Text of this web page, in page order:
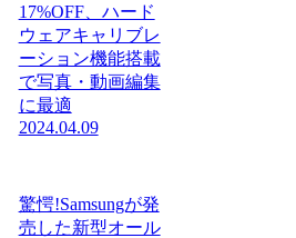
17%OFF、ハード
ウェアキャリブレ
ーション機能搭載
で写真・動画編集
に最適
2024.04.09
驚愕!Samsungが発
売した新型オール